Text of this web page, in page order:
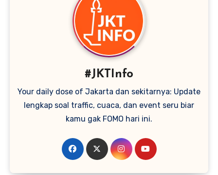
#JKTInfo
Your daily dose of Jakarta dan sekitarnya: Update
lengkap soal traffic, cuaca, dan event seru biar
kamu gak FOMO hari ini.